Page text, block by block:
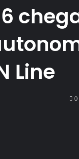
Line
0